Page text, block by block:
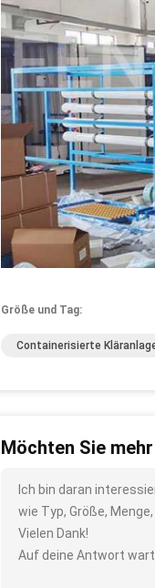
Größe und Tag:
Containerisierte
Möchten Sie
Ich bin daran
wie Typ, Größe,
Vielen Dank!
Auf deine Antwort